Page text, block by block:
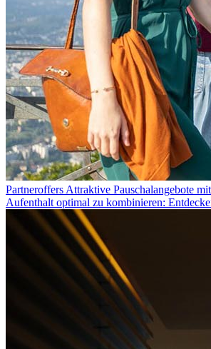
Partneroffers Attraktive Pauschalangebote
Aufenthalt optimal zu kombinieren: